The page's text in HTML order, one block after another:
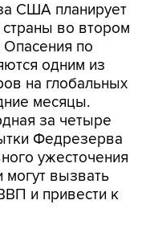
США планирует
во втором
Опасения по
одним из
на глобальных
месяцы.
за четыре
Федрезерва
ужесточения
могут вызвать
и привести к